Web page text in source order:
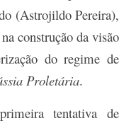
(Astrojildo Pereira),
construção da visão
do regime de
Proletária.
tentativa de